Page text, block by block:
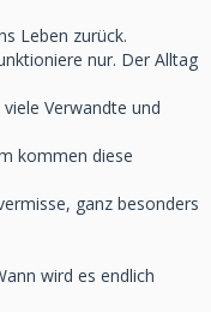
Leben zurück.
nur. Der Alltag
Verwandte und
kommen diese
ganz besonders
wird es endlich